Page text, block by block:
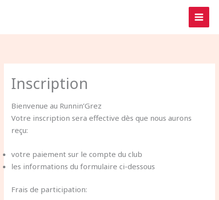
Inscription
Bienvenue au Runnin’Grez
Votre inscription sera effective dès que nous aurons
reçu:
votre paiement sur le compte du club
les informations du formulaire ci-dessous
Frais de participation: